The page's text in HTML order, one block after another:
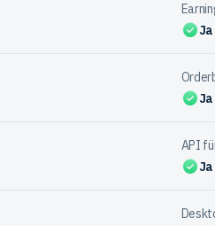
Ja
Ja
API
Ja